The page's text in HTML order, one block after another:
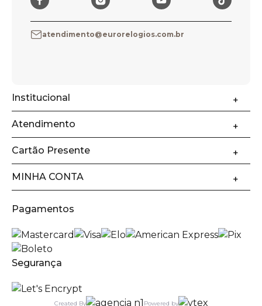
atendimento@eurorelogios.com.br
Institucional
Atendimento
Cartão Presente
MINHA CONTA
Pagamentos
Segurança
Created By Powered by